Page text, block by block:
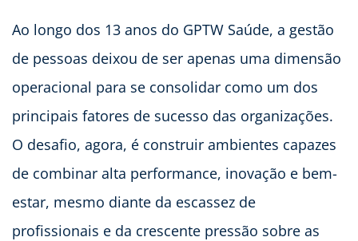
Ao longo dos 13 anos do GPTW Saúde, a gestão
de pessoas deixou de ser apenas uma dimensão
operacional para se consolidar como um dos
principais fatores de sucesso das organizações.
O desafio, agora, é construir ambientes capazes
de combinar alta performance, inovação e bem-
estar, mesmo diante da escassez de
profissionais e da crescente pressão sobre as